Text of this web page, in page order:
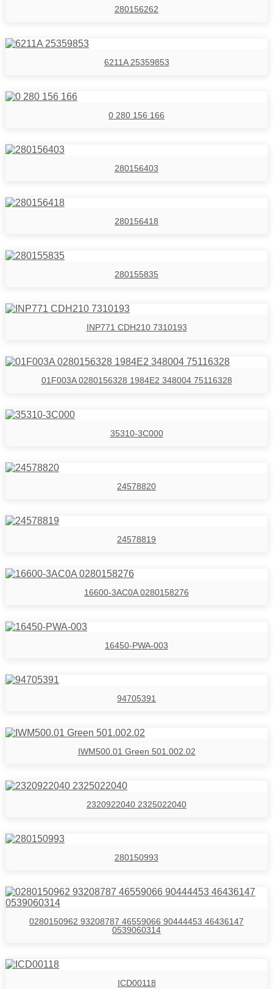
280156262
6211A 25359853
0 280 156 166
280156403
280156418
280155835
INP771 CDH210 7310193
01F003A 0280156328 1984E2 348004 75116328
35310-3C000
24578820
24578819
16600-3AC0A 0280158276
16450-PWA-003
94705391
IWM500.01 Green 501.002.02
2320922040 2325022040
280150993
0280150962 93208787 46559066 90444453 46436147
0539060314
ICD00118